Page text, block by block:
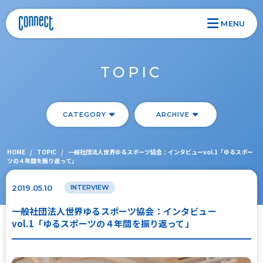
MENU
TOPIC
CATEGORY ARCHIVE
HOME / TOPIC / 一般社団法人世界ゆるスポーツ協会：インタビューvol.1「ゆるスポー
ツの４年間を振り返って」
2019.05.10 INTERVIEW
一般社団法人世界ゆるスポーツ協会：インタビュー
vol.1「ゆるスポーツの４年間を振り返って」